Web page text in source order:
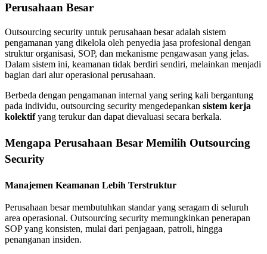
Perusahaan Besar
Outsourcing security untuk perusahaan besar adalah sistem
pengamanan yang dikelola oleh penyedia jasa profesional dengan
struktur organisasi, SOP, dan mekanisme pengawasan yang jelas.
Dalam sistem ini, keamanan tidak berdiri sendiri, melainkan menjadi
bagian dari alur operasional perusahaan.
Berbeda dengan pengamanan internal yang sering kali bergantung
pada individu, outsourcing security mengedepankan sistem kerja
kolektifyang terukur dan dapat dievaluasi secara berkala.
Mengapa Perusahaan Besar Memilih Outsourcing
Security
Manajemen Keamanan Lebih Terstruktur
Perusahaan besar membutuhkan standar yang seragam di seluruh
area operasional. Outsourcing security memungkinkan penerapan
SOP yang konsisten, mulai dari penjagaan, patroli, hingga
penanganan insiden.